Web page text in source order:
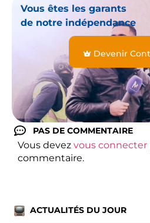
Vous êtes les garants
de notre indépendance
Devenir
PAS DE COMMENTAIRE
Vous devez vous connecter
commentaire.
ACTUALITÉS DU JOUR